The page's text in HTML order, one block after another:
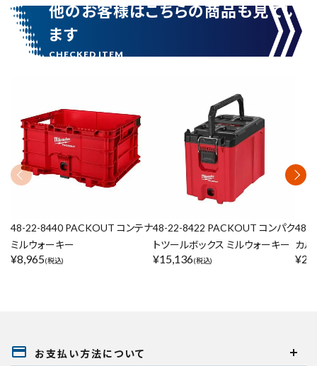
他のお客様はこちらの商品も見てい
ます
48-22-8440 PACKOUT コンテナ
ミルウォーキー
¥8,965(税込)
48-22-8422 PACKOUT コンパク
トツールボックス ミルウォーキー
¥15,136(税込)
48-
カル
¥
payment お支払い方法について